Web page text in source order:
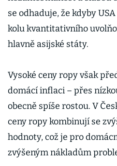
se odhaduje, že kdyby
kolu kvantitativního
hlavně asijské státy.
Vysoké ceny ropy však
domácí inflaci – přes
obecně spíše rostou. V
ceny ropy kombinují se
hodnoty, což je pro
zvýšeným nákladům